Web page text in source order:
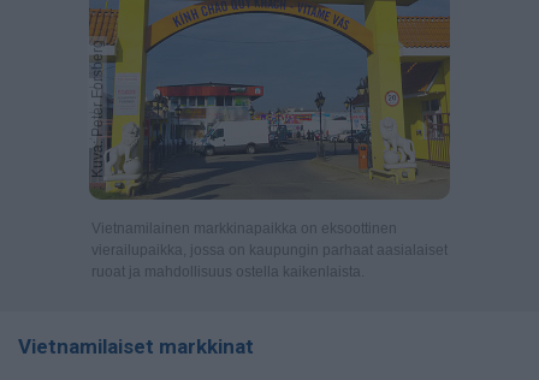
Vietnamilainen markkinapaikka on eksoottinen
vierailupaikka, jossa on kaupungin parhaat aasialaiset
ruoat ja mahdollisuus ostella kaikenlaista.
Kuva: Peter Forsberg
Vietnamilaiset markkinat